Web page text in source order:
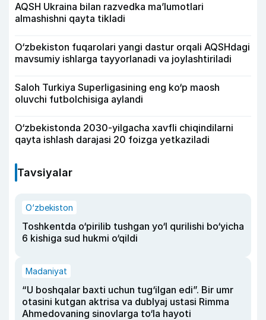
AQSH Ukraina bilan razvedka ma’lumotlari
almashishni qayta tikladi
O‘zbekiston fuqarolari yangi dastur orqali AQSHdagi
mavsumiy ishlarga tayyorlanadi va joylashtiriladi
Saloh Turkiya Superligasining eng ko‘p maosh
oluvchi futbolchisiga aylandi
O‘zbekistonda 2030-yilgacha xavfli chiqindilarni
qayta ishlash darajasi 20 foizga yetkaziladi
Tavsiyalar
O‘zbekiston
Toshkentda o‘pirilib tushgan yo‘l qurilishi bo‘yicha
6 kishiga sud hukmi o‘qildi
Madaniyat
“U boshqalar baxti uchun tug‘ilgan edi”. Bir umr
otasini kutgan aktrisa va dublyaj ustasi Rimma
Ahmedovaning sinovlarga to‘la hayoti